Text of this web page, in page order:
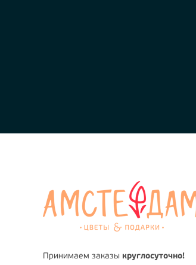
Принимаем заказы круглосуточно!